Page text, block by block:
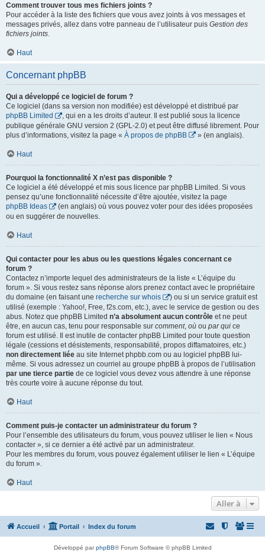
Comment trouver tous mes fichiers joints ?
Pour accéder à la liste des fichiers que vous avez joints à vos messages et
messages privés, allez dans votre panneau de l’utilisateur puis Gestion des
fichiers joints.
Haut
Concernant phpBB
Qui a développé ce logiciel de forum ?
Ce logiciel (dans sa version non modifiée) est développé et distribué par
phpBB Limited
, qui en a les droits d’auteur. Il est publié sous la licence
publique générale GNU version 2 (GPL-2.0) et peut être diffusé librement. Pour
plus d’informations, visitez la page « À propos de phpBB » (en anglais).
Haut
Pourquoi la fonctionnalité X n’est pas disponible ?
Ce logiciel a été développé et mis sous licence par phpBB Limited. Si vous
pensez qu’une fonctionnalité nécessite d’être ajoutée, visitez la page
phpBB Ideas
(en anglais) où vous pouvez voter pour des idées proposées
ou en suggérer de nouvelles.
Haut
Qui contacter pour les abus ou les questions légales concernant ce
forum ?
Contactez n’importe lequel des administrateurs de la liste « L’équipe du
forum ». Si vous restez sans réponse alors prenez contact avec le propriétaire
du domaine (en faisant une recherche sur whois
) ou si un service gratuit est
utilisé (exemple : Yahoo!, Free, f2s.com, etc.), avec le service de gestion ou des
abus. Notez que phpBB Limited n’a absolument aucun contrôle et ne peut
être, en aucun cas, tenu pour responsable sur comment, où ou par qui ce
forum est utilisé. Il est inutile de contacter phpBB Limited pour toute question
légale (cessions et désistements, responsabilité, propos diffamatoires, etc.)
non directement liée au site Internet phpbb.com ou au logiciel phpBB lui-
même. Si vous adressez un courriel au groupe phpBB à propos de l’utilisation
par une tierce partie de ce logiciel vous devez vous attendre à une réponse
très courte voire à aucune réponse du tout.
Haut
Comment puis-je contacter un administrateur du forum ?
Pour l’ensemble des utilisateurs du forum, vous pouvez utiliser le lien « Nous
contacter », si ce dernier a été activé par un administrateur.
Pour les membres du forum, vous pouvez également utiliser le lien « L’équipe
du forum ».
Haut
Aller à
Accueil Portail Index du forum
Développé parphpBB® Forum Software © phpBB Limited